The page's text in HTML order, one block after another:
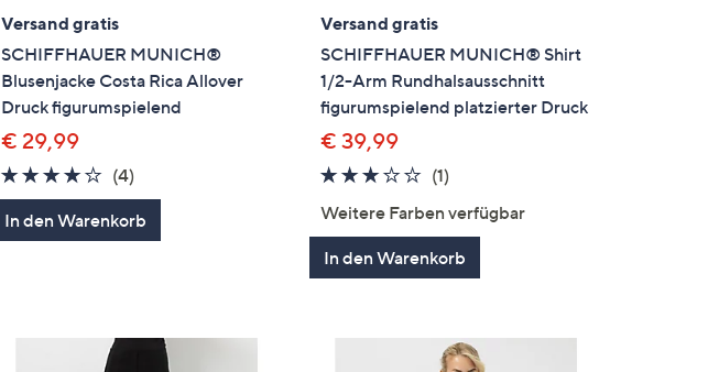
Versand gratis
SCHIFFHAUER MUNICH®
Blusenjacke Costa Rica Allover
Druck figurumspielend
€ 29,99
3.8
von
5
(4)
Bewertungen
In den Warenkorb
Versand gratis
SCHIFFHAUER MUNICH® Shirt
1/2-Arm Rundhalsausschnitt
figurumspielend platzierter Druck
€ 39,99
3.0
5
(1)
Weitere Farben verfügbar
In den Warenkorb